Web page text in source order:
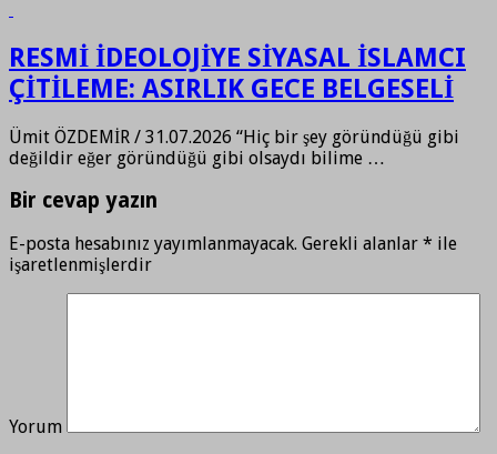
RESMİ İDEOLOJİYE SİYASAL İSLAMCI
ÇİTİLEME: ASIRLIK GECE BELGESELİ
Ümit ÖZDEMİR / 31.07.2026 “Hiç bir şey göründüğü gibi
değildir eğer göründüğü gibi olsaydı bilime …
Bir cevap yazın
E-posta hesabınız yayımlanmayacak. Gerekli alanlar * ile
işaretlenmişlerdir
Yorum